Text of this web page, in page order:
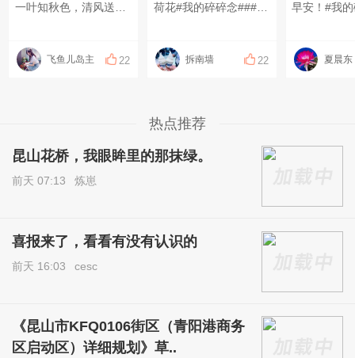
一叶知秋色，清风送浅凉。和盛夏挥手作别，愿所有的遗憾随风散去，美好与收获如约而至～#每天一条昆友圈# #我的碎碎念#
飞鱼儿岛主 22
荷花#我的碎碎念###昆山有哪些美景？#每#6月的昆山#天一条昆友圈#
拆南墙 22
早安！#我
夏晨东
热点推荐
昆山花桥，我眼眸里的那抹绿。
前天 07:13 炼崽
喜报来了，看看有没有认识的
前天 16:03 cesc
《昆山市KFQ0106街区（青阳港商务
区启动区）详细规划》草..